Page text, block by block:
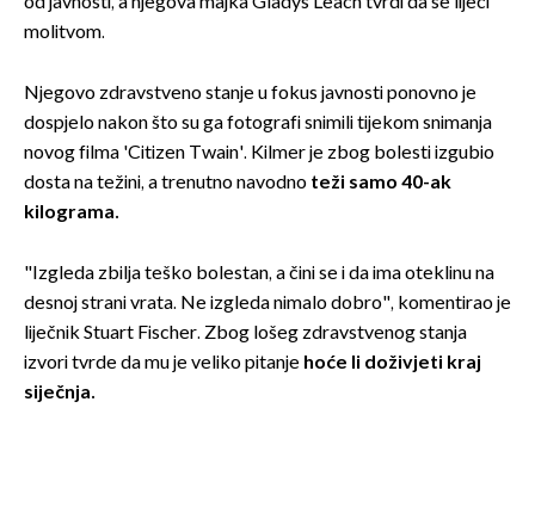
molitvom.
Njegovo zdravstveno stanje u fokus javnosti ponovno je
dospjelo nakon što su ga fotografi snimili tijekom snimanja
novog filma 'Citizen Twain'. Kilmer je zbog bolesti izgubio
dosta na težini, a trenutno navodno teži samo 40-ak
kilograma.
"Izgleda zbilja teško bolestan, a čini se i da ima oteklinu na
desnoj strani vrata. Ne izgleda nimalo dobro", komentirao je
liječnik Stuart Fischer. Zbog lošeg zdravstvenog stanja
izvori tvrde da mu je veliko pitanje hoće li doživjeti kraj
siječnja.